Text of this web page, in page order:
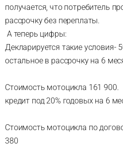
получается, что потребитель
рассрочку без переплаты.
А теперь цифры:
Декларируется такие условия-
остальное в рассрочку на 6
Стоимость мотоцикла 161 900.
кредит под 20% годовых на 6
Стоимость мотоцикла по
380